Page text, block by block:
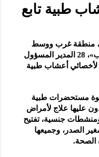
طبية تابع
منطقة غرب ووسط
الدلتا، القبض على المدعو «محمد.ا.ب»، 28 المدير المسؤول
لأخصائي أعشاب طبية
بالمركز عدد 1077 عبوة مستحضرات طبية
عليها علاج لأمراض
جنسية، تفتيح
الصدر، وجميعها
الصحة.